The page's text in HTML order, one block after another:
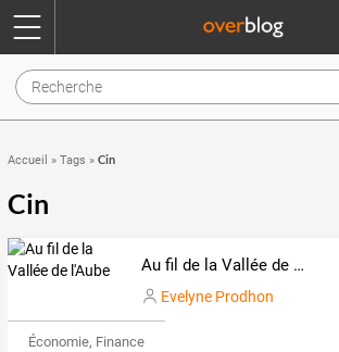
Accueil » Tags » Cin
Cin
Au fil de la Vallée de l'Aube
Evelyne Prodhon
Économie, Finance & Droit